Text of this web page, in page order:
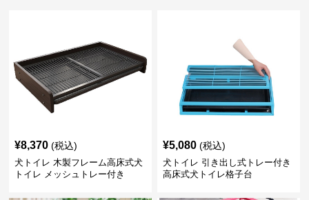
¥8,370 (税込)
犬トイレ 木製フレーム高床式犬
トイレ メッシュトレー付き
¥5,080 (税込)
犬トイレ 引き出し式トレー付き
高床式犬トイレ格子台